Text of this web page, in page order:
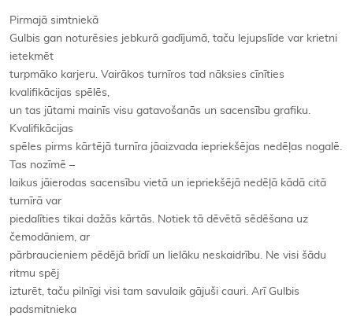
Pirmajā simtniekā
Gulbis gan noturēsies jebkurā gadījumā, taču lejupslīde var krietni
ietekmēt
turpmāko karjeru. Vairākos turnīros tad nāksies cīnīties
kvalifikācijas spēlēs,
un tas jūtami mainīs visu gatavošanās un sacensību grafiku.
Kvalifikācijas
spēles pirms kārtējā turnīra jāaizvada iepriekšējas nedēļas nogalē.
Tas nozīmē –
laikus jāierodas sacensību vietā un iepriekšējā nedēļā kādā citā
turnīrā var
piedalīties tikai dažās kārtās. Notiek tā dēvētā sēdēšana uz
čemodāniem, ar
pārbraucieniem pēdējā brīdī un lielāku neskaidrību. Ne visi šādu
ritmu spēj
izturēt, taču pilnīgi visi tam savulaik gājuši cauri. Arī Gulbis
padsmitnieka